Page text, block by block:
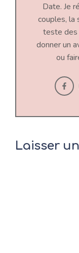
Date. Je
couples, la
teste des
donner un
ou
Laisser